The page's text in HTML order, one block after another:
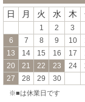
日 月 火 水 木
1 2 3
6
7 8 9 10
13
14 15 16 17
20
21 22 23 24
27
28 29 30
※■は休業日です